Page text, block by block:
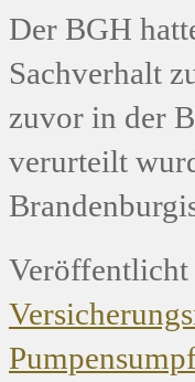
Der BGH
Sachverhalt
zuvor in der
verurteilt
Veröffentlicht